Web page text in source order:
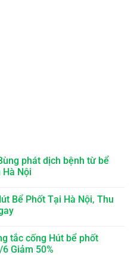
phát dịch bệnh từ bể
Nội
Bể Phốt Tại Hà Nội, Thu
tắc cống Hút bể phốt
Giảm 50%